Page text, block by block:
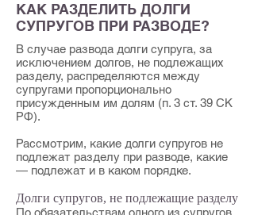
КАК РАЗДЕЛИТЬ ДОЛГИ
СУПРУГОВ ПРИ РАЗВОДЕ?
В случае развода долги супруга, за
исключением долгов, не подлежащих
разделу, распределяются между
супругами пропорционально
присужденным им долям (п. 3 ст. 39 СК
РФ).
Рассмотрим, какие долги супругов не
подлежат разделу при разводе, какие
— подлежат и в каком порядке.
Долги супругов, не подлежащие разделу
По обязательствам одного из супругов